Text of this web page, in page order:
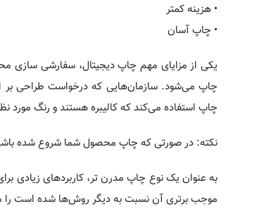
• هزینه کمتر
• چاپ آسان
یکی از مزایای مهم چاپ دیجیتال، سفارشی سازی
چاپ می‌شود. سازمان‌هایی که درخواست طراحی بر
چاپ استفاده می‌کند که کالیبره هستند و رنگ
نکته: در صورتی که چاپ محصول شما شروع شده
به عنوان یک نوع چاپ مدرن تر، کاربردهای زیادی
موجب برتری آن نسبت به دیگر روش‌ها شده است را